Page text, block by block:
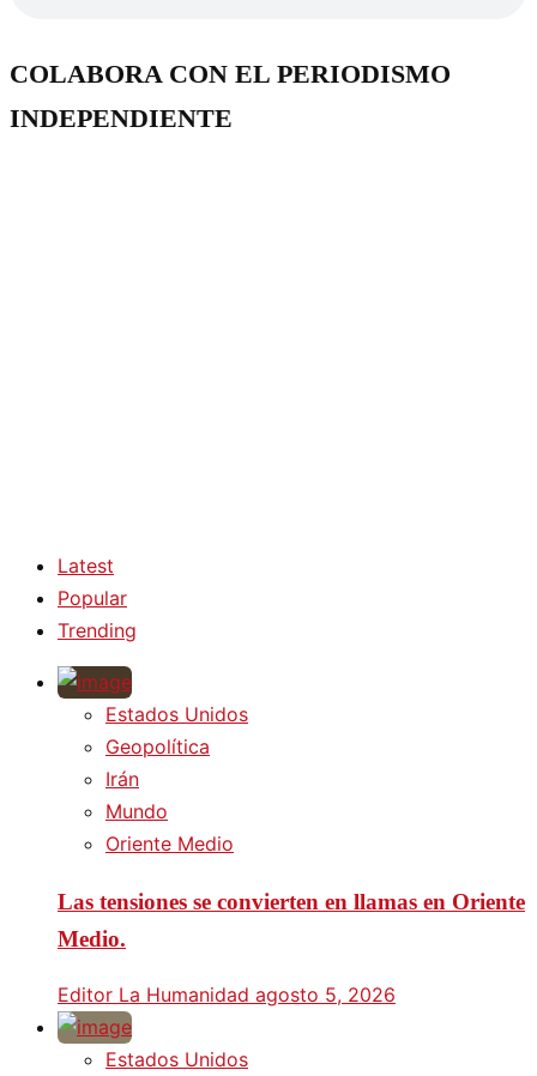
COLABORA CON EL PERIODISMO
INDEPENDIENTE
Latest
Popular
Trending
Estados Unidos
Geopolítica
Irán
Mundo
Oriente Medio
Las tensiones se convierten en llamas en Oriente
Medio.
Editor La Humanidad agosto 5, 2026
Estados Unidos